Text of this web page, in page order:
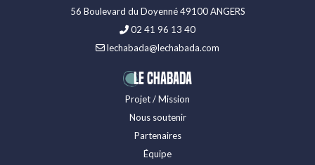
56 Boulevard du Doyenné 49100 ANGERS
02 41 96 13 40
lechabada@lechabada.com
LE CHABADA
Projet / Mission
Nous soutenir
Partenaires
Équipe